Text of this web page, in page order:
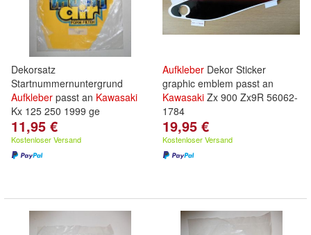
Dekorsatz
Startnummernuntergrund
Aufkleber passt an Kawasaki
Kx 125 250 1999 ge
11,95 €
Kostenloser Versand
Aufkleber Dekor Sticker
graphic emblem passt an
Kawasaki Zx 900 Zx9R 56062-
1784
19,95 €
Kostenloser Versand